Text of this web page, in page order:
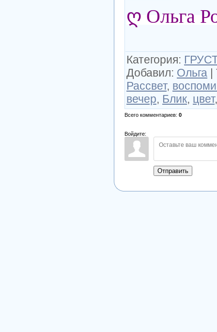
ღ Ольга
Категория:
Добавил: Ольга |
Рассвет,
вечер, Блик, цвет
Всего комментариев: 0
Войдите:
Отправить